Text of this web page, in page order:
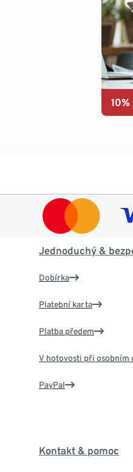
Jednoduchý &
Dobírka
Platební karta
Platba předem
V hotovosti při osobním
PayPal
Kontakt & pomoc